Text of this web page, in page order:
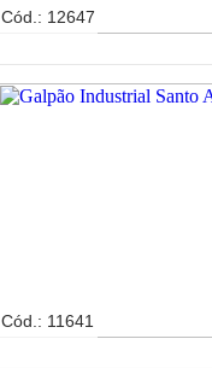
Cód.: 12647
Cód.: 11641